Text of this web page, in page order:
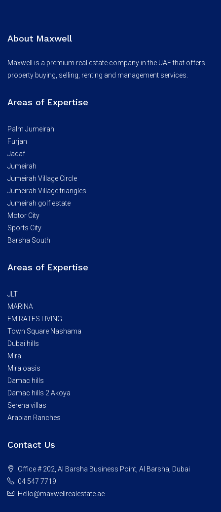
About Maxwell
Maxwell is a premium real estate company in the UAE that offers
property buying, selling, renting and management services.
Areas of Expertise
Palm Jumeirah
Furjan
Jadaf
Jumeirah
Jumeirah Village Circle
Jumeirah Village triangles
Jumeirah golf estate
Motor City
Sports City
Barsha South
Areas of Expertise
JLT
MARINA
EMIRATES LIVING
Town Square Nashama
Dubai hills
Mira
Mira oasis
Damac hills
Damac hills 2 Akoya
Serena villas
Arabian Ranches
Contact Us
Office # 202, Al Barsha Business Point, Al Barsha, Dubai
04 547 7719
Hello@maxwellrealestate.ae